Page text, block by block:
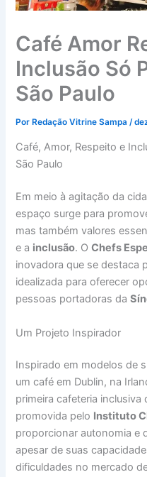
Café Amor
Inclusão Só
São Paulo
PorRedação Vitrine Sampa /
Café, Amor, Respeito e
São Paulo
Em meio à agitação da
espaço surge para
mas também valores
e a inclusão. OChefs
inovadora que se destaca
idealizada para oferecer
pessoas portadoras da
Um Projeto Inspirador
Inspirado em modelos de
um café em Dublin, na
primeira cafeteria inclusiva
promovida pelo Instituto
proporcionar autonomia e
apesar de suas
dificuldades no mercado